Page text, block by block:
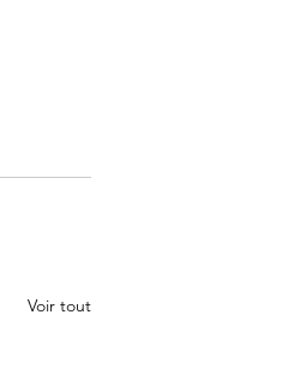
Voir tout